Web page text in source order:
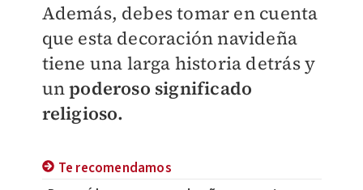
Además, debes tomar en cuenta
que esta decoración navideña
tiene una larga historia detrás y
unpoderoso significado
religioso.
Te recomendamos